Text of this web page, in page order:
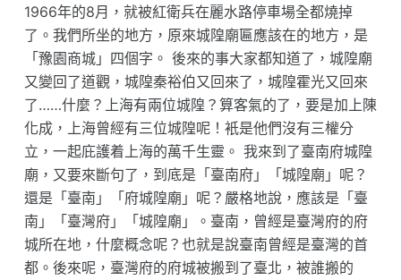
1966年的8月，就被紅衛兵在麗水路停車場全都燒掉
了。我們所坐的地方，原來城隍廟匾應該在的地方，是
「豫園商城」四個字。 後來的事大家都知道了，城隍廟
又變回了道觀，城隍秦裕伯又回來了，城隍霍光又回來
了……什麼？上海有兩位城隍？算客氣的了，要是加上陳
化成，上海曾經有三位城隍呢！衹是他們沒有三權分
立，一起庇護着上海的萬千生靈。 我來到了臺南府城隍
廟，又要來斷句了，到底是「臺南府」「城隍廟」呢？
還是「臺南」「府城隍廟」呢？嚴格地說，應該是「臺
南」「臺灣府」「城隍廟」。臺南，曾經是臺灣府的府
城所在地，什麼概念呢？也就是說臺南曾經是臺灣的首
都。後來呢，臺灣府的府城被搬到了臺北，被誰搬的